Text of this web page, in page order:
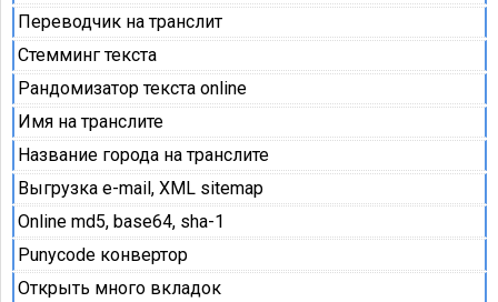
Переводчик на транслит
Стемминг текста
Рандомизатор текста online
Имя на транслите
Название города на транслите
Выгрузка e-mail, XML sitemap
Online md5, base64, sha-1
Punycode конвертор
Открыть много вкладок